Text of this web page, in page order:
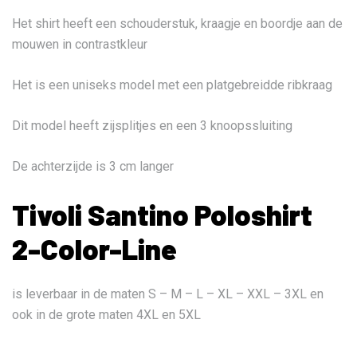
Het shirt heeft een schouderstuk, kraagje en boordje aan de
mouwen in contrastkleur
Het is een uniseks model met een platgebreidde ribkraag
Dit model heeft zijsplitjes en een 3 knoopssluiting
De achterzijde is 3 cm langer
Tivoli Santino Poloshirt
2-Color-Line
is leverbaar in de maten S – M – L – XL – XXL – 3XL en
ook in de grote maten 4XL en 5XL